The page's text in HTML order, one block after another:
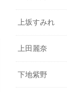
上坂すみれ
上田麗奈
下地紫野